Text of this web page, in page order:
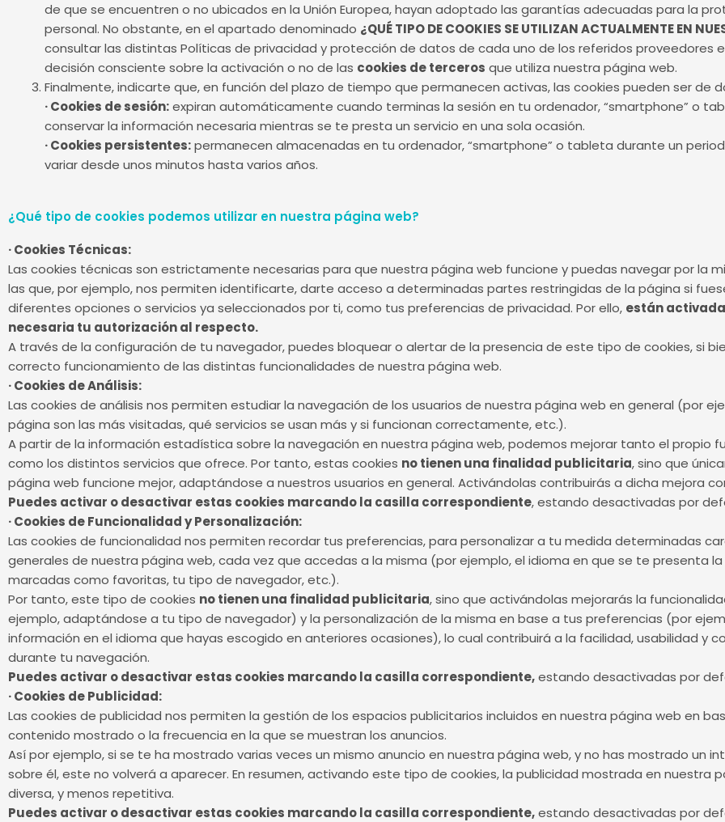
de que se encuentren o no ubicados en la Unión Europea, hayan adoptado las garantías adecuadas para la
personal. No obstante, en el apartado denominado ¿QUÉ TIPO DE COOKIES SE UTILIZAN ACTUALMENTE EN
consultar las distintas Políticas de privacidad y protección de datos de cada uno de los referidos proveedores
decisión consciente sobre la activación o no de las cookies de terceros que utiliza nuestra página web.
Finalmente, indicarte que, en función del plazo de tiempo que permanecen activas, las cookies pueden ser de
· Cookies de sesión:expiran automáticamente cuando terminas la sesión en tu ordenador, “smartphone” o
conservar la información necesaria mientras se te presta un servicio en una sola ocasión.
· Cookies persistentes:permanecen almacenadas en tu ordenador, “smartphone” o tableta durante un
variar desde unos minutos hasta varios años.
¿Qué tipo de cookies podemos utilizar en nuestra página web?
· Cookies Técnicas:
Las cookies técnicas son estrictamente necesarias para que nuestra página web funcione y puedas navegar por la
las que, por ejemplo, nos permiten identificarte, darte acceso a determinadas partes restringidas de la página si
diferentes opciones o servicios ya seleccionados por ti, como tus preferencias de privacidad. Por ello, están
necesaria tu autorización al respecto.
A través de la configuración de tu navegador, puedes bloquear o alertar de la presencia de este tipo de cookies, si
correcto funcionamiento de las distintas funcionalidades de nuestra página web.
· Cookies de Análisis:
Las cookies de análisis nos permiten estudiar la navegación de los usuarios de nuestra página web en general (por
página son las más visitadas, qué servicios se usan más y si funcionan correctamente, etc.).
A partir de la información estadística sobre la navegación en nuestra página web, podemos mejorar tanto el propio
como los distintos servicios que ofrece. Por tanto, estas cookies no tienen una finalidad publicitaria, sino que
página web funcione mejor, adaptándose a nuestros usuarios en general. Activándolas contribuirás a dicha mejora
Puedes activar o desactivar estas cookies marcando la casilla correspondiente, estando desactivadas por
· Cookies de Funcionalidad y Personalización:
Las cookies de funcionalidad nos permiten recordar tus preferencias, para personalizar a tu medida determinadas
generales de nuestra página web, cada vez que accedas a la misma (por ejemplo, el idioma en que se te presenta
marcadas como favoritas, tu tipo de navegador, etc.).
Por tanto, este tipo de cookies no tienen una finalidad publicitaria, sino que activándolas mejorarás la
ejemplo, adaptándose a tu tipo de navegador) y la personalización de la misma en base a tus preferencias (por
información en el idioma que hayas escogido en anteriores ocasiones), lo cual contribuirá a la facilidad, usabilidad y
durante tu navegación.
Puedes activar o desactivar estas cookies marcando la casilla correspondiente,estando desactivadas por
· Cookies de Publicidad:
Las cookies de publicidad nos permiten la gestión de los espacios publicitarios incluidos en nuestra página web en
contenido mostrado o la frecuencia en la que se muestran los anuncios.
Así por ejemplo, si se te ha mostrado varias veces un mismo anuncio en nuestra página web, y no has mostrado un
sobre él, este no volverá a aparecer. En resumen, activando este tipo de cookies, la publicidad mostrada en nuestra
diversa, y menos repetitiva.
Puedes activar o desactivar estas cookies marcando la casilla correspondiente,estando desactivadas por